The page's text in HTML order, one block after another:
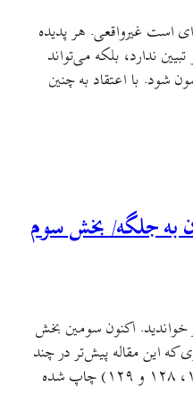
است غیرواقعی. هر پدیده
ندارد، بلکه می‌تواند
شود. با اعتقاد به چنین
و متن تاریخ هستی یافته
به جلگه/ بخش سوم
خواندید. اکنون سومین بخش
که این مقاله پیش‌تر در چند
شماره‌ی پی‌درپی گیله‌وا (۱۲۶، ۱۲۷، ۱۲۸ و ۱۲۹) چاپ شده